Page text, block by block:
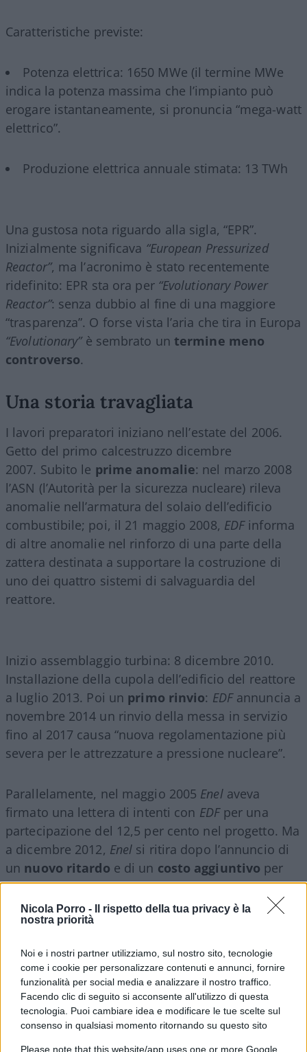
Nicola Porro -
Il rispetto della tua privacy è la
nostra priorità
Noi e i nostri partner utilizziamo, sul nostro sito, tecnologie
come i cookie per personalizzare contenuti e annunci, fornire
funzionalità per social media e analizzare il nostro traffico.
Facendo clic di seguito si acconsente all'utilizzo di questa
tecnologia. Puoi cambiare idea e modificare le tue scelte sul
consenso in qualsiasi momento ritornando su questo sito
Please note that this website/app uses one or more Google
Caratteristiche previste:
Potenza elettrica: 1650 MWe (il termine MWe
indica la potenza massima che l’impianto può
erogare istantaneamente, si pronuncia “mega-watt
elettrico”.
Produzione elettrica annuale stimata: 13 TWh
Una gustosa nota riguardo alla sigla, “EPR”.
Inizialmente significava “European Pressurized
Reactor”, ma l’acronimo è stato recentemente
ridefinito: EPR sta ora per “Evolutionary Power
Reactor”: senza dubbio al fine di una maggiore
“trasparenza”. O forse vista l’aria che tira in Europa
“Evolutionary”è sembrato un termine meno
controverso.
Una storia travagliata
I lavori preparatori iniziano nell’estate del 2006.
Getto del primo calcestruzzo dicembre
2007. Subito le prime anomalie: nel marzo 2008
l’ASN (l’Autorità per la sicurezza nucleare) rileva
anomalie nell’armatura del solaio dell’edificio
combustibile; poi, il 21 maggio 2008, EDFinforma
di altre anomalie nel rinforzo di una parte della
zattera destinata a supportare la costruzione di
uno dei quattro sistemi di salvaguardia del
reattore.
Inizio assemblaggio turbina: 8 dicembre 2010.
Installazione della cupola dell’edificio del reattore
a luglio 2013. Poi un primo rinvio: EDFannuncia a
novembre 2014 un rinvio della messa in servizio
fino al 2017 causa “nuova regolamentazione più
severa per le attrezzature a pressione nucleare”.
Parallelamente, nel maggio 2005 Enelaveva
firmato una lettera di intenti con EDFper una
partecipazione del 12,5 per cento nel progetto. Ma
a dicembre 2012, Enel si ritira dopo l’annuncio di
un nuovo ritardo e di un costo aggiuntivo per
l’EPR diFlamanville.EDFcorrisponde aEnelun
risarcimento di 700 milioni di euro per costi già
sostenuti.
7 aprile 2015: rilevata un’anomalia nella
composizione dell’acciaio in alcune zone del
coperchio e del fondo del contenitore del